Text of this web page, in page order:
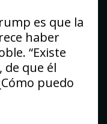
es que la
haber
“Existe
de que él
puedo